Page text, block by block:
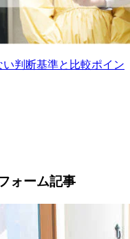
判断基準と比較ポイン
ォーム記事